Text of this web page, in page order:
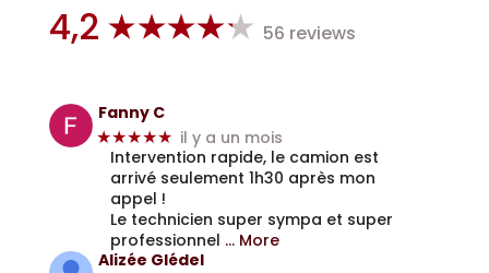
4,2 56 reviews
Fanny C
★★★★★ il y a un mois
Intervention rapide, le camion est
arrivé seulement 1h30 après mon
appel !
Le technicien super sympa et super
professionnel … More
Alizée Glédel